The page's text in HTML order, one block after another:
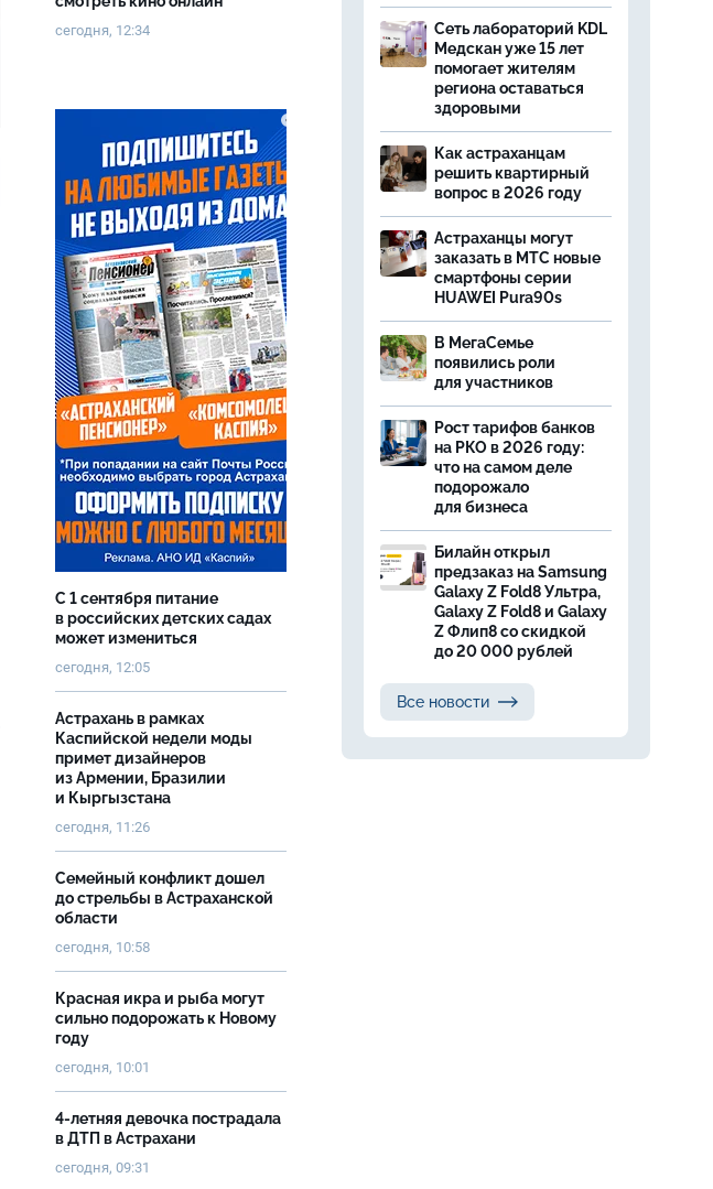
сегодня, 12:34
С 1 сентября питание
в российских детских садах
может измениться
сегодня, 12:05
Астрахань в рамках
Каспийской недели моды
примет дизайнеров
из Армении, Бразилии
и Кыргызстана
сегодня, 11:26
Семейный конфликт дошел
до стрельбы в Астраханской
области
сегодня, 10:58
Красная икра и рыба могут
сильно подорожать к Новому
году
сегодня, 10:01
4-летняя девочка пострадала
в ДТП в Астрахани
сегодня, 09:31
Сеть лабораторий KDL
Медскан уже 15 лет
помогает жителям
региона оставаться
здоровыми
Как астраханцам
решить квартирный
вопрос в 2026 году
Астраханцы могут
заказать в МТС новые
смартфоны серии
HUAWEI Pura90s
В МегаСемье
появились роли
для участников
Рост тарифов банков
на РКО в 2026 году:
что на самом деле
подорожало
для бизнеса
Билайн открыл
предзаказ на Samsung
Galaxy Z Fold8 Ультра,
Galaxy Z Fold8 и Galaxy
Z Флип8 со скидкой
до 20 000 рублей
Все новости